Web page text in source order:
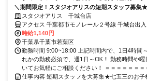
＼期間限定！スタジオアリスの短期スタッフ募集
勤務必須で週1日、1日4h～OK！
スタジオアリス 千城台店
アクセス 千葉都市モノレール２号線 千城台出入
都市モノレール２号線 千城台北出入口1徒歩約6
ール２号線 小倉台出入口2徒歩約20分 タウンラ
徒歩5分
時給1,140円
千葉県千葉市若葉区
勤務時間 9:00~18:00 上記時間内で、1日4時間
れかの勤務必須で、週1日～OK！ 勤務時間や曜
いてお気軽にご相談ください！ ＝＝＝＝＝＝＝
仕事内容 短期スタッフを大募集★七五三のお子